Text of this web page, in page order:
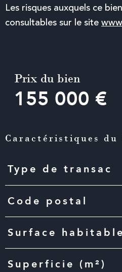
Les risques auxquels ce
consultables sur le site
Prix du bien
155 000 €
Caractéristiques du
Caractéristiques Valeurs
Type de transac
Code postal
Surface
Superficie (m²)